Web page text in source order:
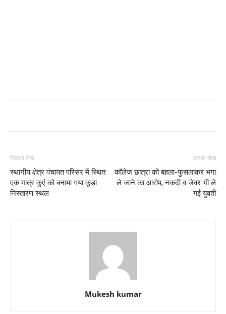
पिछला लेख
स्थानीय क्षेत्र पंचायत परिसर में स्थित
एक मात्र कुएं को बनाया गया कूड़ा
निस्तारण स्थल
अगला लेख
कॉलेज छात्रा को बहला-फुसलाकर भगा
ले जाने का आरोप, नकदी व जेवर भी ले
गई युवती
Mukesh kumar